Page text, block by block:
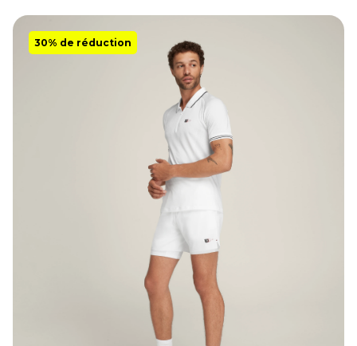
30% de réduction